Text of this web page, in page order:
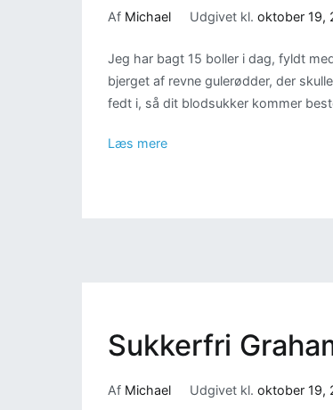
Af Michael Udgivet kl.oktober 19,
Jeg har bagt 15 boller i dag, fyldt
bjerget af revne gulerødder, der
fedt i, så dit blodsukker kommer
Læs mere
Sukkerfri
Af Michael Udgivet kl.oktober 19,